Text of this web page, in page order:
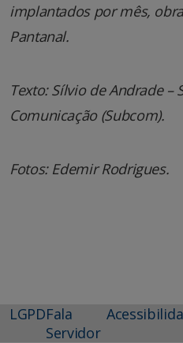
implantados por mês,
Pantanal.
Texto: Sílvio de Andrade –
Comunicação (Subcom).
Fotos: Edemir Rodrigues.
LGPDFala
Servidor